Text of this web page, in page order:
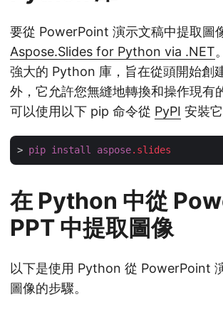
要從 PowerPoint 演示文稿中提取圖
Aspose.Slides for Python via .NET
強大的 Python 庫，旨在從頭開始創
外，它允許您無縫地轉換和操作現有
可以使用以下 pip 命令從 PyPI 安裝它
> pip install aspose.slides
在 Python 中從
PPT 中提取圖像
以下是使用 Python 從 PowerPoint
圖像的步驟。